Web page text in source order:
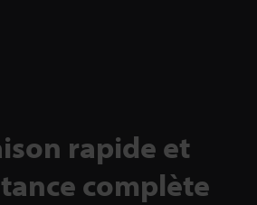
rapide et
complète